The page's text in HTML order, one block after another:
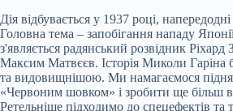
Дія відбувається у 1937 році,
Головна тема – запобігання нападу
з'являється радянський розвідник Ріхард
Максим Матвєєв. Історія Миколи
та видовищнішою. Ми намагаємося
«Червоним шовком» і зробити ще більш
Ретельніше підходимо до спецефектів